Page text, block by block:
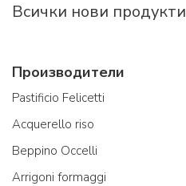
Всички нови продукти
Производители
Pastificio Felicetti
Acquerello riso
Beppino Occelli
Arrigoni formaggi